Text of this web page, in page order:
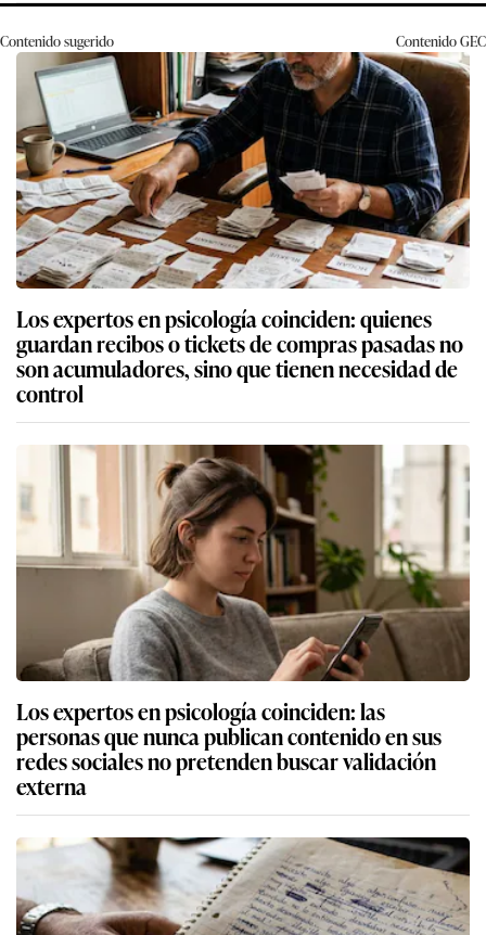
Contenido sugerido ContenidoGEC
Los expertos en psicología coinciden: quienes
guardan recibos o tickets de compras pasadas no
son acumuladores, sino que tienen necesidad de
control
Los expertos en psicología coinciden: las
personas que nunca publican contenido en sus
redes sociales no pretenden buscar validación
externa